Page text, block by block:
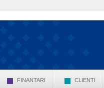
FINANTARI CLIENTI